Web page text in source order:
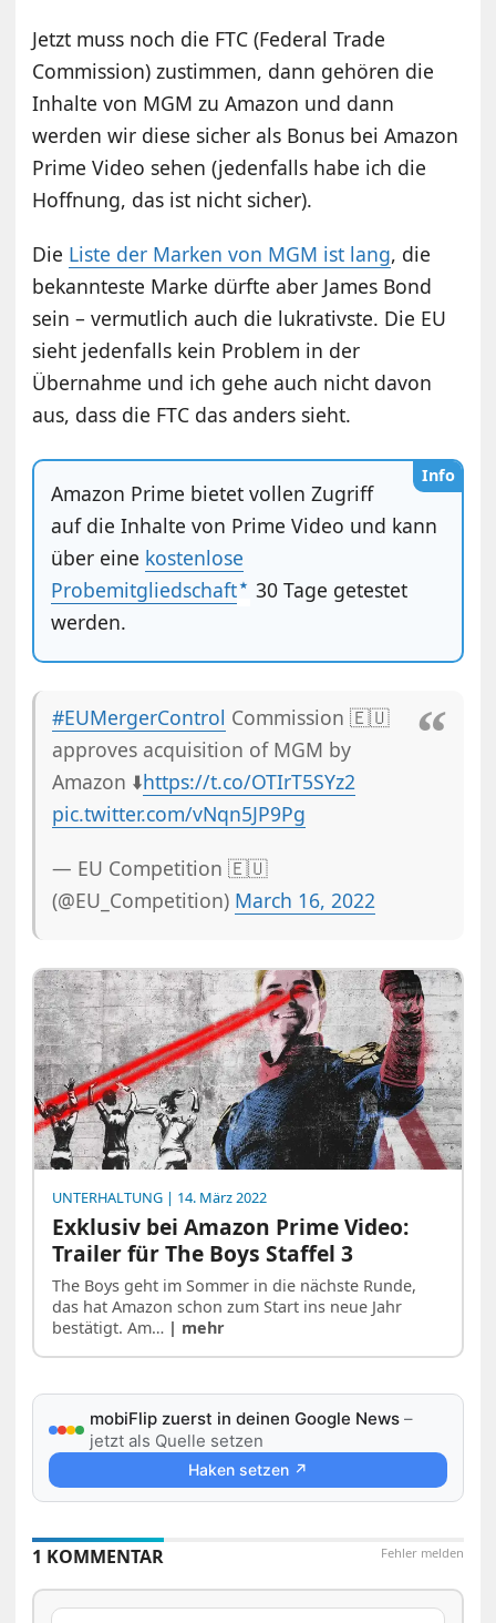
Jetzt muss noch die FTC (Federal Trade
Commission) zustimmen, dann gehören die
Inhalte von MGM zu Amazon und dann
werden wir diese sicher als Bonus bei Amazon
Prime Video sehen (jedenfalls habe ich die
Hoffnung, das ist nicht sicher).
Die Liste der Marken von MGM ist lang, die
bekannteste Marke dürfte aber James Bond
sein – vermutlich auch die lukrativste. Die EU
sieht jedenfalls kein Problem in der
Übernahme und ich gehe auch nicht davon
aus, dass die FTC das anders sieht.
Info
Amazon Prime bietet vollen Zugriff
auf die Inhalte von Prime Video und kann
über eine kostenlose
Probemitgliedschaft
30 Tage getestet
werden.
#EUMergerControl Commission 🇪🇺
approves acquisition of MGM by
Amazon ⬇️https://t.co/OTIrT5SYz2
pic.twitter.com/vNqn5JP9Pg
— EU Competition 🇪🇺
(@EU_Competition) March 16, 2022
UNTERHALTUNG | 14. März 2022
Exklusiv bei Amazon Prime Video:
Trailer für The Boys Staffel 3
The Boys geht im Sommer in die nächste Runde,
das hat Amazon schon zum Start ins neue Jahr
bestätigt. Am… | mehr
mobiFlip zuerst in deinen Google News –
jetzt als Quelle setzen
Haken setzen ↗
Fehler melden
1 KOMMENTAR